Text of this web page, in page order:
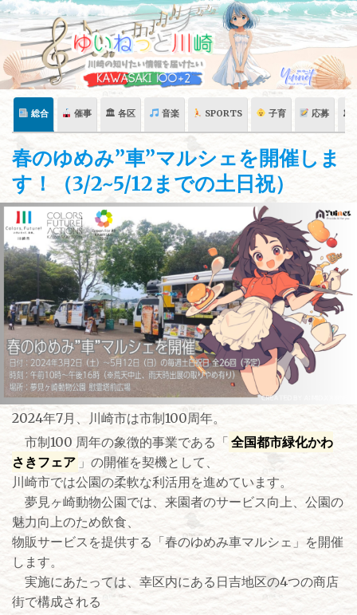
Skip
content
総合 催事 🏛 各区 音楽 SPORTS 子育 応募 🏛
春のゆめみ”車”マルシェを開催しま
す！（3/2~5/12までの土日祝）
2024年7月、川崎市は市制100周年。
市制100 周年の象徴的事業である「 全国都市緑化かわ
さきフェア 」の開催を契機として、
川崎市では公園の柔軟な利活用を進めています。
夢見ヶ崎動物公園では、来園者のサービス向上、公園の
魅力向上のため飲食、
物販サービスを提供する「春のゆめみ車マルシェ」を開催
します。
実施にあたっては、幸区内にある日吉地区の4つの商店
街で構成される